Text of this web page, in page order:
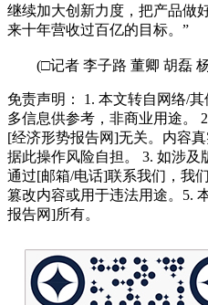
继续加大创新力度，把产品做
来十年营收过百亿的目标。”
(□记者 李子路 董卿 胡磊 杨
免责声明： 1. 本文转自网络/
多信息供参考，非商业用途。
[经济形势报告网]无关。内容
据此操作风险自担。 3. 如涉及
通过[邮箱/电话]联系我们，我
篡改内容或用于违法用途。5.
报告网]所有。